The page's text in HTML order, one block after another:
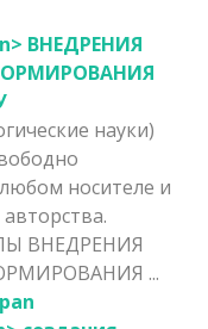
ВНЕДРЕНИЯ
науки)
носителе и
ВНЕДРЕНИЯ
...